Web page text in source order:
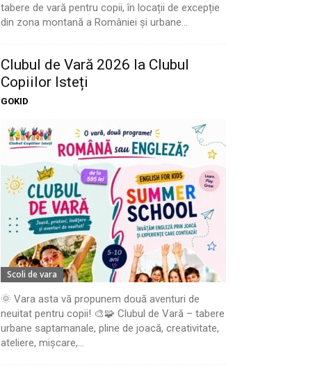
tabere de vară pentru copii, în locații de excepție
din zona montană a României și urbane...
Clubul de Vară 2026 la Clubul
Copiilor Isteți
GOKID
Scoli de vara
🌞 Vara asta vă propunem două aventuri de
neuitat pentru copii! 🎨🧩 Clubul de Vară – tabere
urbane saptamanale, pline de joacă, creativitate,
ateliere, mișcare,...